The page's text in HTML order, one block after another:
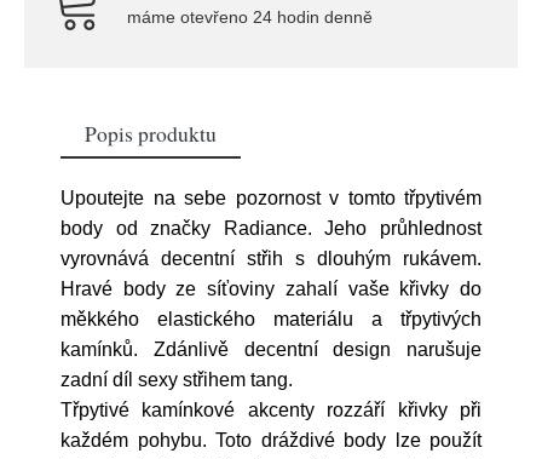
máme otevřeno 24 hodin denně
Popis produktu
Upoutejte na sebe pozornost v tomto třpytivém
body od značky Radiance. Jeho průhlednost
vyrovnává decentní střih s dlouhým rukávem.
Hravé body ze síťoviny zahalí vaše křivky do
měkkého elastického materiálu a třpytivých
kamínků. Zdánlivě decentní design narušuje
zadní díl sexy střihem tang.
Třpytivé kamínkové akcenty rozzáří křivky při
každém pohybu. Toto dráždivé body lze použít